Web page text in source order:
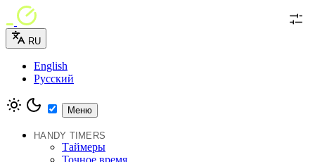
RU
English
Русский
Меню
HANDY TIMERS
Таймеры
Точное время